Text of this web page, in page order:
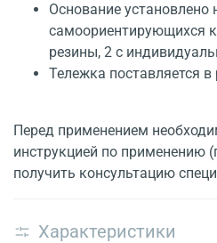
Основание установлено
самоориентирующихся
резины, 2 с
Тележка поставляется
Перед применением
инструкцией по применению
получить консультацию
Характеристики